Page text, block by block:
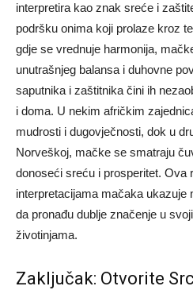
interpretira kao znak sreće i
podršku onima koji prolaze kroz
gdje se vrednuje harmonija,
unutrašnjeg balansa i duhovne
saputnika i zaštitnika čini ih
i doma. U nekim afričkim
mudrosti i dugovječnosti, dok u
Norveškoj, mačke se smatraju
donoseći sreću i prosperitet. Ova
interpretacijama mačaka ukazuje
da pronađu dublje značenje u
životinjama.
Zaključak: Otvorite